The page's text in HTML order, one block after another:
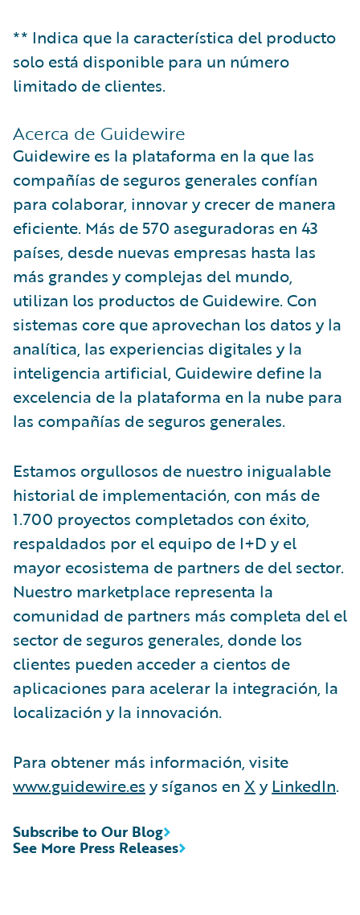
** Indica que la característica del producto
solo está disponible para un número
limitado de clientes.
Acerca de Guidewire
Guidewire es la plataforma en la que las
compañías de seguros generales confían
para colaborar, innovar y crecer de manera
eficiente. Más de 570 aseguradoras en 43
países, desde nuevas empresas hasta las
más grandes y complejas del mundo,
utilizan los productos de Guidewire. Con
sistemas core que aprovechan los datos y la
analítica, las experiencias digitales y la
inteligencia artificial, Guidewire define la
excelencia de la plataforma en la nube para
las compañías de seguros generales.
Estamos orgullosos de nuestro inigualable
historial de implementación, con más de
1.700 proyectos completados con éxito,
respaldados por el equipo de I+D y el
mayor ecosistema de partners de del sector.
Nuestro marketplace representa la
comunidad de partners más completa del el
sector de seguros generales, donde los
clientes pueden acceder a cientos de
aplicaciones para acelerar la integración, la
localización y la innovación.
Para obtener más información, visite
www.guidewire.es y síganos en X yLinkedIn.
See More Press Releases
Subscribe to Our Blog